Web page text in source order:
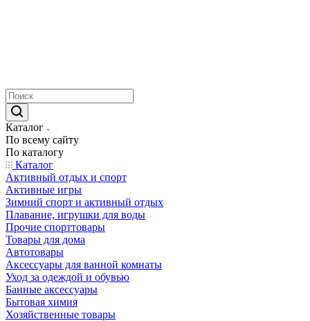
Каталог
По всему сайту
По каталогу
Каталог
Активный отдых и спорт
Активные игры
Зимний спорт и активный отдых
Плавание, игрушки для воды
Прочие спорттовары
Товары для дома
Автотовары
Аксессуары для ванной комнаты
Уход за одеждой и обувью
Банные аксессуары
Бытовая химия
Хозяйственные товары